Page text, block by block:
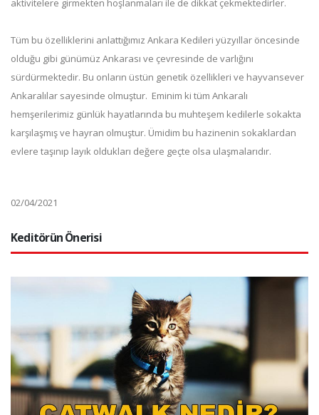
Tüm bu özelliklerini anlattığımız Ankara Kedileri yüzyıllar öncesinde
olduğu gibi günümüz Ankarası ve çevresinde de varlığını
sürdürmektedir. Bu onların üstün genetik özellikleri ve hayvansever
Ankaralılar sayesinde olmuştur. Eminim ki tüm Ankaralı
hemşerilerimiz günlük hayatlarında bu muhteşem kedilerle sokakta
karşılaşmış ve hayran olmuştur. Ümidim bu hazinenin sokaklardan
evlere taşınıp layık oldukları değere geçte olsa ulaşmalarıdır.
02/04/2021
Keditörün Önerisi